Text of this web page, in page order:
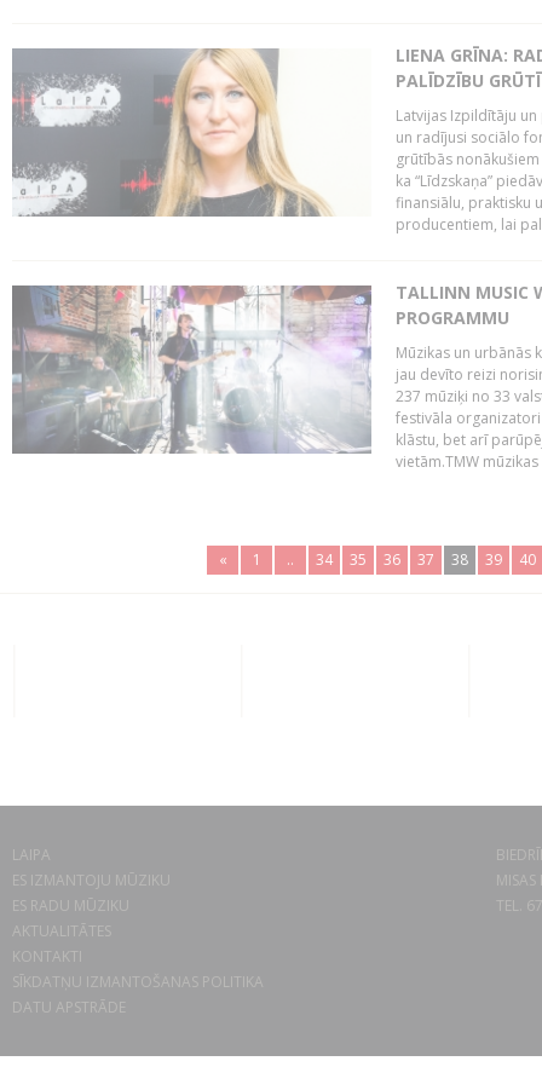
LIENA GRĪNA:
PALĪDZĪBU
Latvijas Izpildītāju
un radījusi sociālo
grūtībās
ka “Līdzskaņa”
finansiālu, praktisku
producentiem, lai
TALLINN MUSIC
PROGRAMMU
Mūzikas un urbānās
jau devīto reizi
237 mūziķi no 33
festivāla
klāstu, bet arī
vietām.TMW
« 1 .. 34 35 36 37 38 39 40
LAIPA
ES IZMANTOJU MŪZIKU
ES RADU MŪZIKU
AKTUALITĀTES
KONTAKTI
SĪKDATŅU IZMANTOŠANAS POLITIKA
DATU APSTRĀDE
TEL.